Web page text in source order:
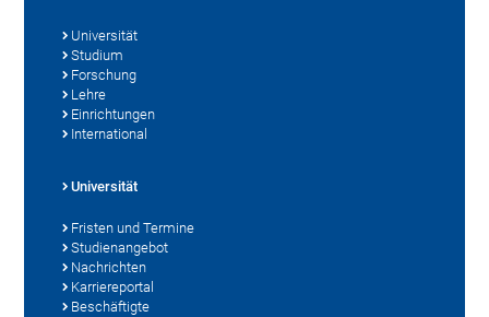
Universität
Studium
Forschung
Lehre
Einrichtungen
International
Universität
Fristen und Termine
Studienangebot
Nachrichten
Karriereportal
Beschäftigte